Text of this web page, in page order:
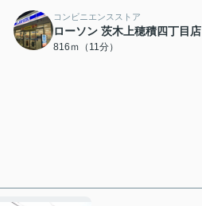
コンビニエンスストア
ローソン 茨木上穂積四丁目店
816ｍ（11分）